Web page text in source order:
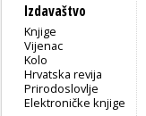
Izdavaštvo
Knjige
Vijenac
Kolo
Hrvatska revija
Prirodoslovlje
Elektroničke knjige